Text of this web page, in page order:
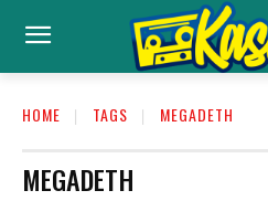
HOME TAGS MEGADETH
MEGADETH